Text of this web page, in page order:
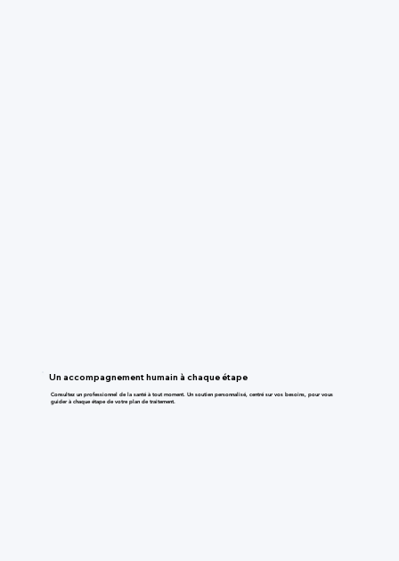
Un accompagnement humain à chaque étape
Consultez un professionnel de la santé à tout moment. Un soutien personnalisé, centré sur vos besoins, pour vous
guider à chaque étape de votre plan de traitement.